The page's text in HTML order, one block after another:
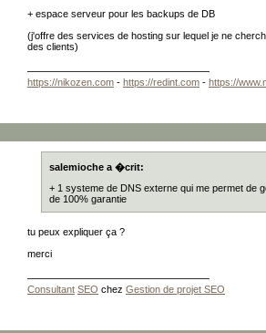
+ espace serveur pour les backups de DB
(j'offre des services de hosting sur lequel je ne
des clients)
https://nikozen.com - https://redint.com - https://
salemioche a �crit:
+ 1 systeme de DNS externe qui me permet de
de 100% garantie
tu peux expliquer ça ?
merci
Consultant SEO chez Gestion de projet SEO